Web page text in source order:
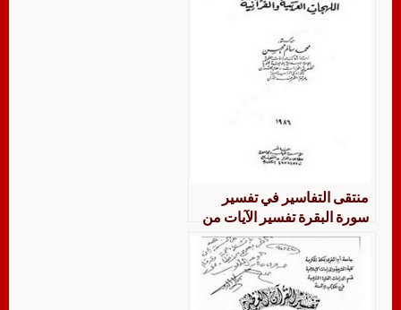
منتقى التفاسير في تفسير
سورة البقرة تفسير الآيات من
102 – 134